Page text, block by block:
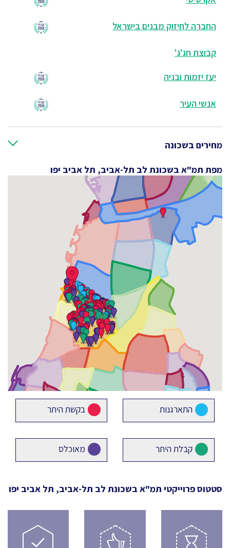
החברה לחיזוק מבנים בישראל
קבוצת חג'ג'
יעז יזמות ובניה
אנשי העיר
מחירים בשכונה
מפת תמ"א בשכונת לב תל-אביב, תל אביב יפו
התארגנות בקשת היתר
קבלת היתר מאוכלס
סטטוס פרוייקטי תמ"א בשכונת לב תל-אביב, תל אביב יפו